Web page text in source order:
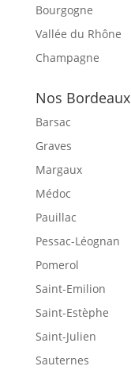
Bourgogne
Vallée du Rhône
Champagne
Nos Bordeaux
Barsac
Graves
Margaux
Médoc
Pauillac
Pessac-Léognan
Pomerol
Saint-Emilion
Saint-Estèphe
Saint-Julien
Sauternes